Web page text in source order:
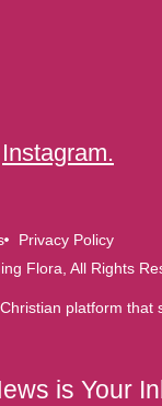
Instagram.
Privacy Policy
Flora, All Rights
platform that
is Your